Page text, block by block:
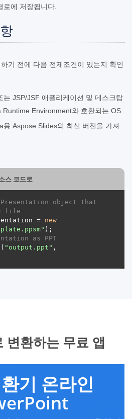
로에 저장됩니다.
기 전에 다음 전제조건이 있는지 확인
는 JSP/JSF 애플리케이션 및 데스크탑
Environment와 호환되는 OS.
용 Aspose.Slides의 최신 버전을 가져
스 코드로
object that
file
= new
as PPT
"output.ppt" ,
변환하는 무료 앱